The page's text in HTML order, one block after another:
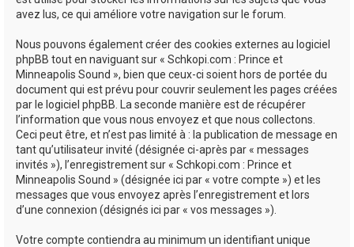
avez lus, ce qui améliore votre navigation sur le forum.
Nous pouvons également créer des cookies externes au logiciel
phpBB tout en naviguant sur « Schkopi.com : Prince et
Minneapolis Sound », bien que ceux-ci soient hors de portée du
document qui est prévu pour couvrir seulement les pages créées
par le logiciel phpBB. La seconde manière est de récupérer
l’information que vous nous envoyez et que nous collectons.
Ceci peut être, et n’est pas limité à : la publication de message en
tant qu’utilisateur invité (désignée ci-après par « messages
invités »), l’enregistrement sur « Schkopi.com : Prince et
Minneapolis Sound » (désignée ici par « votre compte ») et les
messages que vous envoyez après l’enregistrement et lors
d’une connexion (désignés ici par « vos messages »).
Votre compte contiendra au minimum un identifiant unique